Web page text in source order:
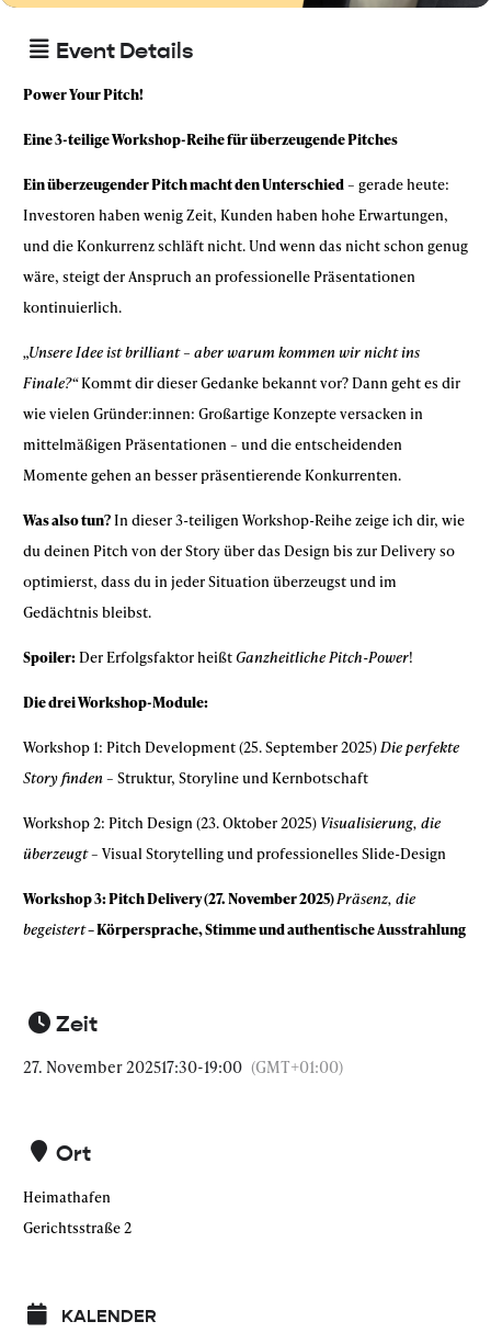
Event Details
Power Your Pitch!
Eine 3-teilige Workshop-Reihe für überzeugende Pitches
Ein überzeugender Pitch macht den Unterschied– gerade heute:
Investoren haben wenig Zeit, Kunden haben hohe Erwartungen,
und die Konkurrenz schläft nicht. Und wenn das nicht schon genug
wäre, steigt der Anspruch an professionelle Präsentationen
kontinuierlich.
„Unsere Idee ist brilliant – aber warum kommen wir nicht ins
Finale?“Kommt dir dieser Gedanke bekannt vor? Dann geht es dir
wie vielen Gründer:innen: Großartige Konzepte versacken in
mittelmäßigen Präsentationen – und die entscheidenden
Momente gehen an besser präsentierende Konkurrenten.
Was also tun?In dieser 3-teiligen Workshop-Reihe zeige ich dir, wie
du deinen Pitch von der Story über das Design bis zur Delivery so
optimierst, dass du in jeder Situation überzeugst und im
Gedächtnis bleibst.
Spoiler:Der Erfolgsfaktor heißtGanzheitliche Pitch-Power!
Die drei Workshop-Module:
Workshop 1: Pitch Development (25. September 2025)Die perfekte
Story finden– Struktur, Storyline und Kernbotschaft
Workshop 2: Pitch Design (23. Oktober 2025) Visualisierung, die
überzeugt– Visual Storytelling und professionelles Slide-Design
Workshop 3: Pitch Delivery (27. November 2025)Präsenz, die
begeistert– Körpersprache, Stimme und authentische Ausstrahlung
Zeit
27. November 202517:30-19:00 (GMT+01:00)
Ort
Heimathafen
Gerichtsstraße 2
KALENDER